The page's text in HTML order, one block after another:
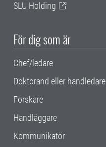
SLU Holding
För dig som är
Chef/ledare
Doktorand eller handledare
Forskare
Handläggare
Kommunikatör